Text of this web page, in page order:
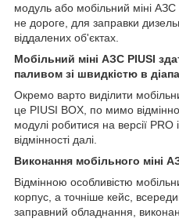
модуль або мобільний міні
не дороге, для заправки
віддалених об'єктах.
Мобільний міні АЗС PIUSI
паливом зі швидкістю в
Окремо варто виділити
це PIUSI BOX, по мимо
модулі робитися на версії PRO
відмінності далі.
Виконання мобільного міні
Відмінною особливістю
корпус, а точніше кейс,
заправний обладнання,